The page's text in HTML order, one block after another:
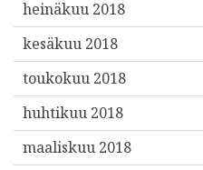
heinäkuu 2018
kesäkuu 2018
toukokuu 2018
huhtikuu 2018
maaliskuu 2018